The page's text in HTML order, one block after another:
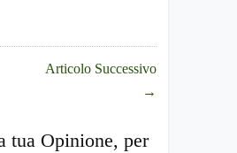
Articolo Successivo
→
tua Opinione, per